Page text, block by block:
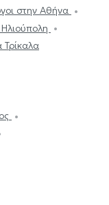
στην Αθήνα
Τρίκαλα